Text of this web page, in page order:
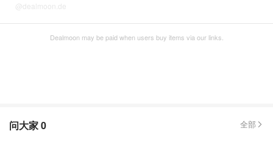
@dealmoon.de
Dealmoon may be paid when users buy items via our links.
问大家0 全部